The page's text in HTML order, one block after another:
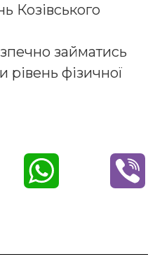
Козівського
займатись
фізичної